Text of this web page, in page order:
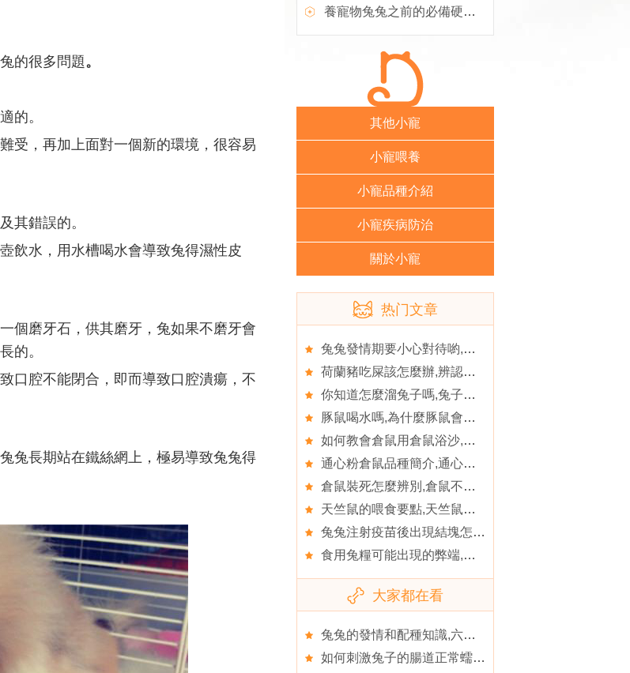
的很多問題。
的。
受，再加上面對一個新的環境，很容易
其錯誤的。
飲水，用水槽喝水會導致兔得濕性皮
個磨牙石，供其磨牙，兔如果不磨牙會
的。
口腔不能閉合，即而導致口腔潰瘍，不
兔長期站在鐵絲網上，極易導致兔兔得
養寵物兔兔之前的必備硬件用品
其他小寵
小寵喂養
小寵品種介紹
小寵疾病防治
關於小寵
热门文章
兔兔發情期要小心對待喲,了解兔兔可以吃的主食
荷蘭豬吃屎該怎麼辦,辨認荷蘭豬寶寶的行為語言
你知道怎麼溜兔子嗎,兔子咬人怎麼辦
豚鼠喝水嗎,為什麼豚鼠會咬籠子
如何教會倉鼠用倉鼠浴沙,如何確認倉鼠得了糖尿病
通心粉倉鼠品種簡介,通心粉鼠怎麼養
倉鼠裝死怎麼辨別,倉鼠不喝水怎麼辦
天竺鼠的喂食要點,天竺鼠掉毛未必由疾病引起
兔兔注射疫苗後出現結塊怎麼辦,你知道兔兔也會叫嗎
食用兔糧可能出現的弊端,了解兔兔可以吃的主食
大家都在看
兔兔的發情和配種知識,六招提高小兔兔的繁殖能力
如何刺激兔子的腸道正常蠕動,兔子